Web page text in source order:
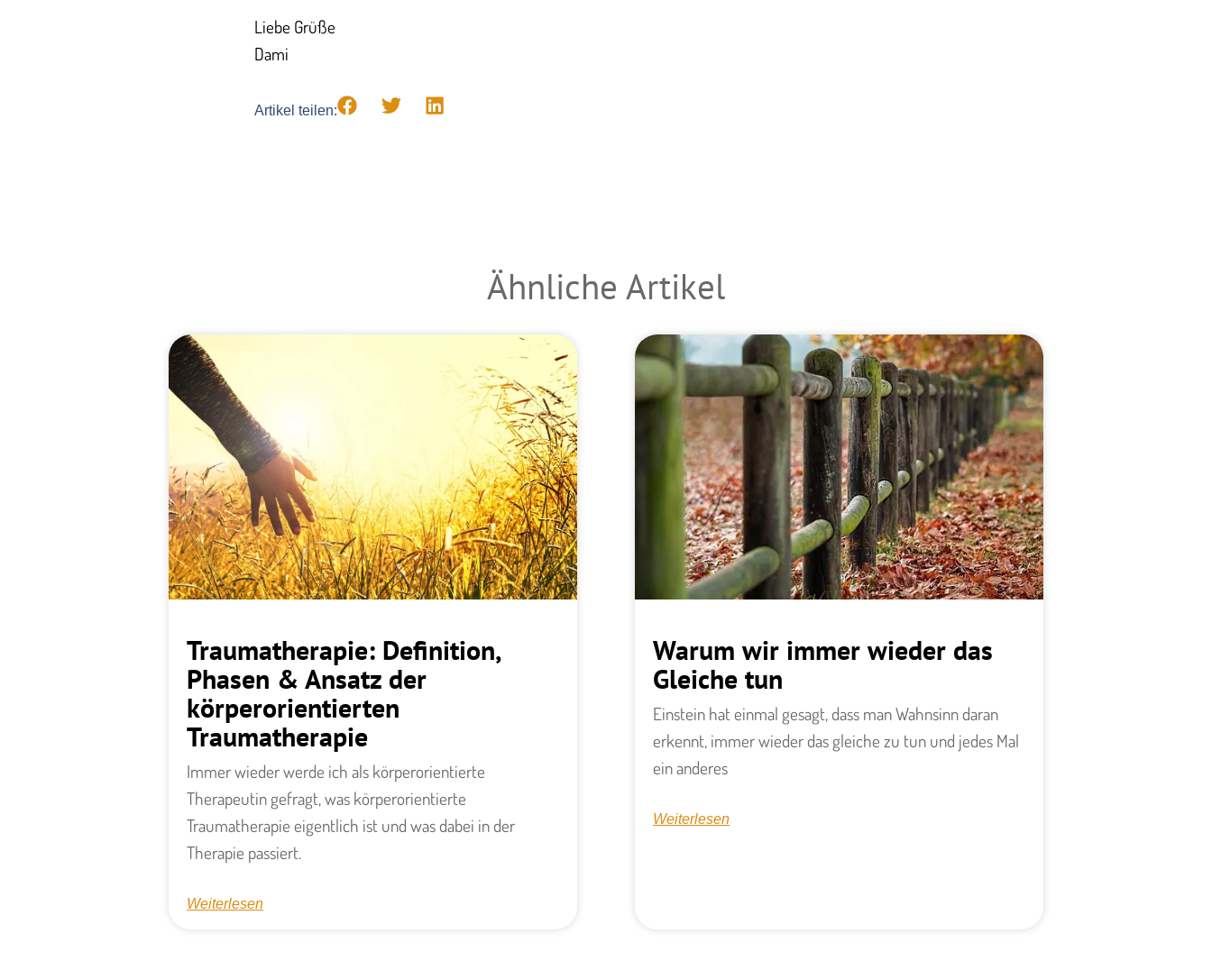
​​Liebe Grüße
Dami
Artikel teilen:
Ähnliche Artikel
Traumatherapie: Definition,
Phasen & Ansatz der
körperorientierten
Traumatherapie
Immer wieder werde ich als körperorientierte
Therapeutin gefragt, was körperorientierte
Traumatherapie eigentlich ist und was dabei in der
Therapie passiert.
Weiterlesen
Warum wir immer wieder das
Gleiche tun
Einstein hat einmal gesagt, dass man Wahnsinn daran
erkennt, immer wieder das gleiche zu tun und jedes Mal
ein anderes
Weiterlesen